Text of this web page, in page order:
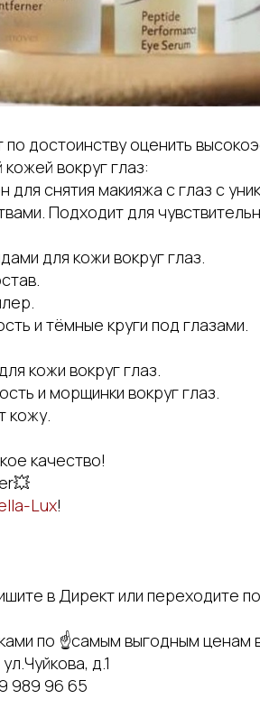
по достоинству оценить
вокруг глаз:
для снятия макияжа с глаз с
Подходит для
для кожи вокруг глаз.
и тёмные круги под глазами.
кожи вокруг глаз.
и морщинки вокруг глаз.
кожу.
качество!
Lux!
в Директ или переходите
по ☝самым выгодным ценам
д.1
989 96 65